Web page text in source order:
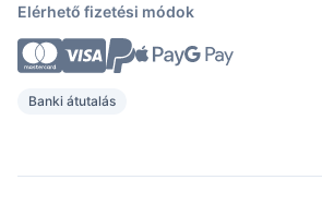
Elérhető fizetési módok
Banki átutalás